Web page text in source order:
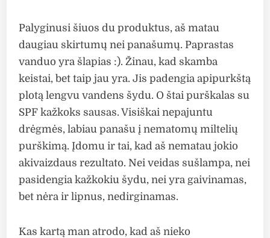
Palyginusi šiuos du produktus, aš matau
daugiau skirtumų nei panašumų. Paprastas
vanduo yra šlapias :). Žinau, kad skamba
keistai, bet taip jau yra. Jis padengia apipurkštą
plotą lengvu vandens šydu. O štai purškalas su
SPF kažkoks sausas. Visiškai nepajuntu
drėgmės, labiau panašu į nematomų miltelių
purškimą. Įdomu ir tai, kad aš nematau jokio
akivaizdaus rezultato. Nei veidas sušlampa, nei
pasidengia kažkokiu šydu, nei yra gaivinamas,
bet nėra ir lipnus, nedirginamas.
Kas kartą man atrodo, kad aš nieko